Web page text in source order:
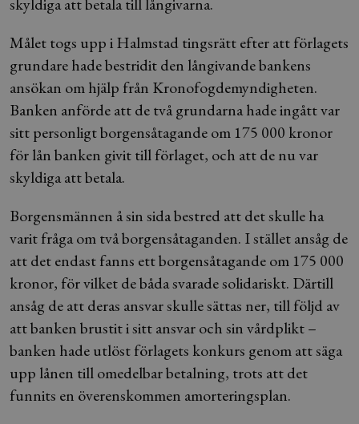
Målet togs upp i Halmstad tingsrätt efter att förlagets
grundare hade bestridit den långivande bankens
ansökan om hjälp från Kronofogdemyndigheten.
Banken anförde att de två grundarna hade ingått var
sitt personligt borgensåtagande om 175 000 kronor
för lån banken givit till förlaget, och att de nu var
skyldiga att betala.
Borgensmännen å sin sida bestred att det skulle ha
varit fråga om två borgensåtaganden. I stället ansåg de
att det endast fanns ett borgensåtagande om 175 000
kronor, för vilket de båda svarade solidariskt. Därtill
ansåg de att deras ansvar skulle sättas ner, till följd av
att banken brustit i sitt ansvar och sin vårdplikt –
banken hade utlöst förlagets konkurs genom att säga
upp lånen till omedelbar betalning, trots att det
funnits en överenskommen amorteringsplan.